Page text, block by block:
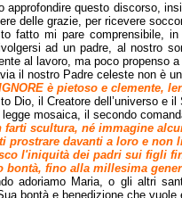
approfondire questo discorso,
delle grazie, per ricevere
fatto mi pare comprensibile,
ad un padre, al nostro
al lavoro, ma poco propenso
il nostro Padre celeste non è
è pietoso e clemente,
Dio, il Creatore dell’universo e
legge mosaica, il secondo
farti scultura, né immagine
prostrare davanti a loro e non
l'iniquità dei padri sui figli
bontà, fino alla millesima
adoriamo Maria, o gli altri
bontà e benedizione che